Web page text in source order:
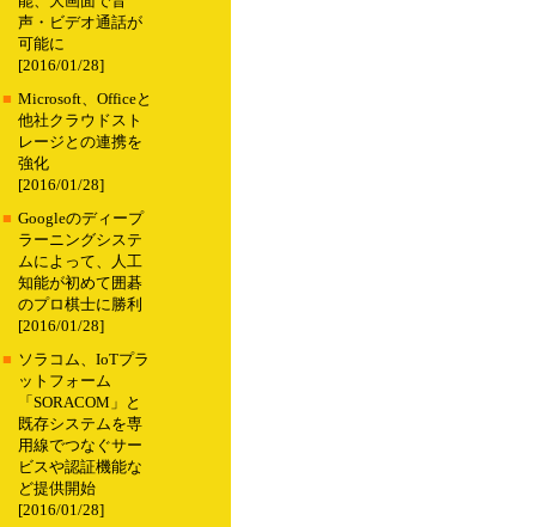
声・ビデオ通話が
可能に
[2016/01/28]
■ Microsoft、Officeと
他社クラウドスト
レージとの連携を
強化
[2016/01/28]
■ Googleのディープ
ラーニングシステ
ムによって、人工
知能が初めて囲碁
のプロ棋士に勝利
[2016/01/28]
■ ソラコム、IoTプラ
ットフォーム
「SORACOM」と
既存システムを専
用線でつなぐサー
ビスや認証機能な
ど提供開始
[2016/01/28]